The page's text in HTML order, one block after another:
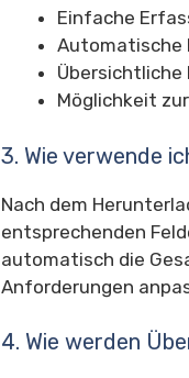
Einfache
Automatische
Übersichtliche
Möglichkeit
3. Wie verwende
Nach dem
entsprechenden
automatisch die
Anforderungen
4. Wie werden